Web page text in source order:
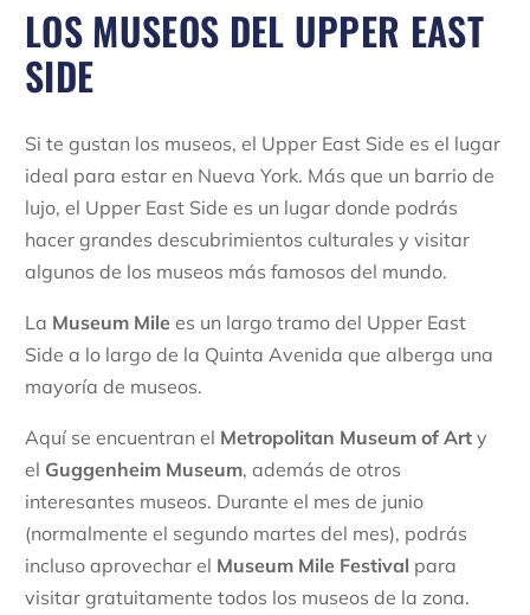
LOS MUSEOS DEL UPPER EAST
SIDE
Si te gustan los museos, el Upper East Side es el lugar
ideal para estar en Nueva York. Más que un barrio de
lujo, el Upper East Side es un lugar donde podrás
hacer grandes descubrimientos culturales y visitar
algunos de los museos más famosos del mundo.
La Museum Mile es un largo tramo del Upper East
Side a lo largo de la Quinta Avenida que alberga una
mayoría de museos.
Aquí se encuentran el Metropolitan Museum of Art y
el Guggenheim Museum, además de otros
interesantes museos. Durante el mes de junio
(normalmente el segundo martes del mes), podrás
incluso aprovechar el Museum Mile Festival para
visitar gratuitamente todos los museos de la zona.